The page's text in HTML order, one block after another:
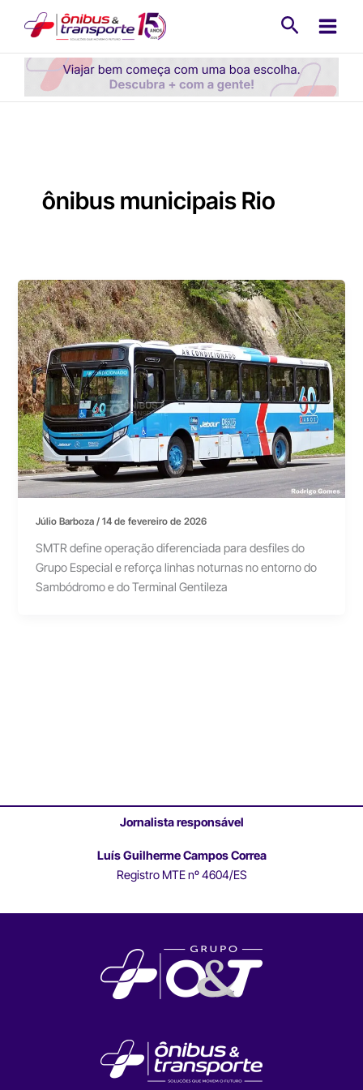
conteúdo
ônibus municipais Rio
Júlio Barboza/14 de fevereiro de 2026
SMTR define operação diferenciada para desfiles do
Grupo Especial e reforça linhas noturnas no entorno do
Sambódromo e do Terminal Gentileza
Jornalista responsável
Luís Guilherme Campos Correa
Registro MTE nº 4604/ES